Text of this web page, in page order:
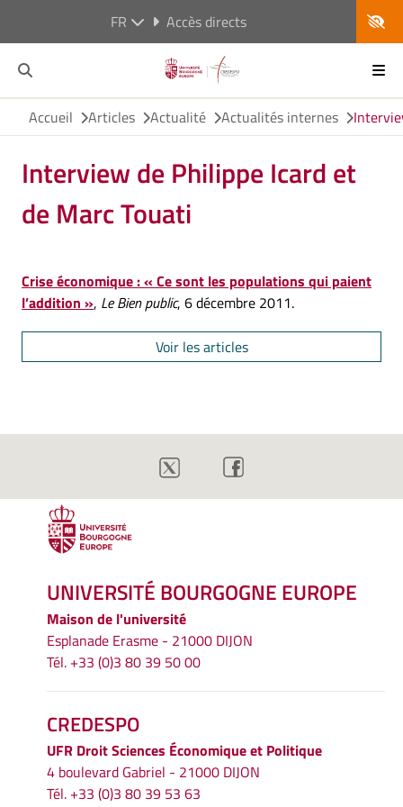
FR Accès directs
Accueil Articles Actualité Actualités internes
Interview de Philippe Icard et
de Marc Touati
Crise économique : « Ce sont les populations qui paient
l’addition », Le Bien public, 6 décembre 2011.
Voir les articles
UNIVERSITÉ BOURGOGNE EUROPE
Maison de l'université
Esplanade Erasme - 21000 DIJON
Tél. +33 (0)3 80 39 50 00
CREDESPO
UFR Droit Sciences Économique et Politique
4 boulevard Gabriel - 21000 DIJON
Tél. +33 (0)3 80 39 53 63